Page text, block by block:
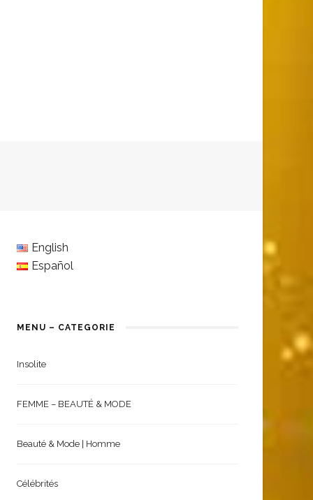
English
Español
MENU – CATEGORIE
Insolite
FEMME – BEAUTÉ & MODE
Beauté & Mode | Homme
Célébrités